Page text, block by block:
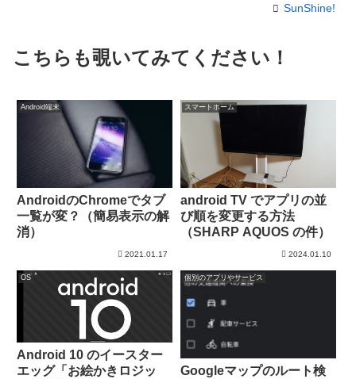
SunShine!
こちらも覗いてみてください！
Android端末
AndroidのChromeでタブ
一覧が変？（簡易表示の解
消）
2021.01.17
スマートホーム
android TV でアプリの並
び順を変更する方法
（SHARP AQUOS の件）
2024.01.10
OS
Android 10 のイースター
エッグ「お絵かきロジッ
個別のアプリやサービス
Googleマップのルート検